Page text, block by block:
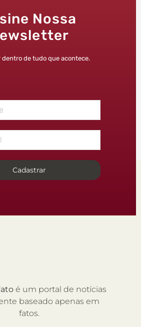
Nossa
dentro de tudo que acontece.
Cadastrar
é um portal de notícias
baseado apenas em
fatos.